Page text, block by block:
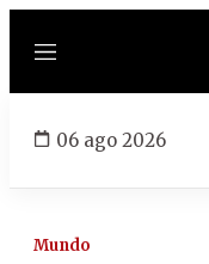
Menú
06 ago 2026
Mundo